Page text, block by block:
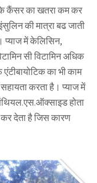
कैंसर का खतरा कम कर
की मात्रा बढ जाती
प्याज में केलिसिन,
सी विटामिन अधिक
एंटीबायोटिक का भी काम
करता है। प्याज में
होता
देता है जिस कारण